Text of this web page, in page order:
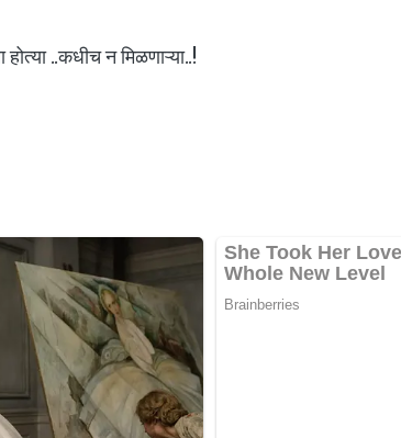
होत्या ..कधीच न मिळणाऱ्या..!